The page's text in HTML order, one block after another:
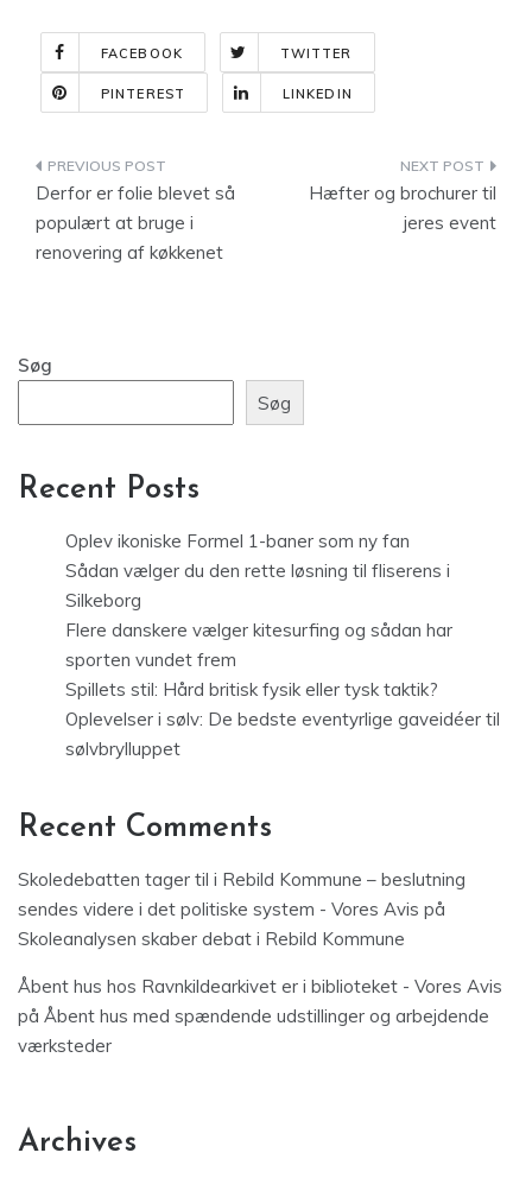
FACEBOOK TWITTER
PINTEREST LINKEDIN
Indlægsnavigation
Derfor er folie blevet så
populært at bruge i
renovering af køkkenet
Hæfter og brochurer til
jeres event
Søg
Søg
Recent Posts
Oplev ikoniske Formel 1-baner som ny fan
Sådan vælger du den rette løsning til fliserens i
Silkeborg
Flere danskere vælger kitesurfing og sådan har
sporten vundet frem
Spillets stil: Hård britisk fysik eller tysk taktik?
Oplevelser i sølv: De bedste eventyrlige gaveidéer til
sølvbrylluppet
Recent Comments
Skoledebatten tager til i Rebild Kommune – beslutning
sendes videre i det politiske system - Vores Avis på
Skoleanalysen skaber debat i Rebild Kommune
Åbent hus hos Ravnkildearkivet er i biblioteket - Vores Avis
på Åbent hus med spændende udstillinger og arbejdende
værksteder
Archives